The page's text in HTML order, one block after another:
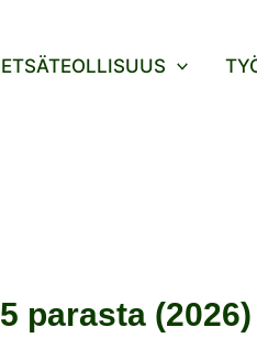
parasta (2026)